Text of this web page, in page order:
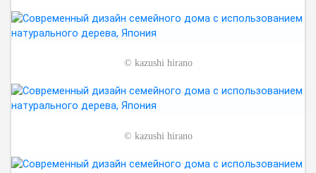
© kazushi hirano
© kazushi hirano